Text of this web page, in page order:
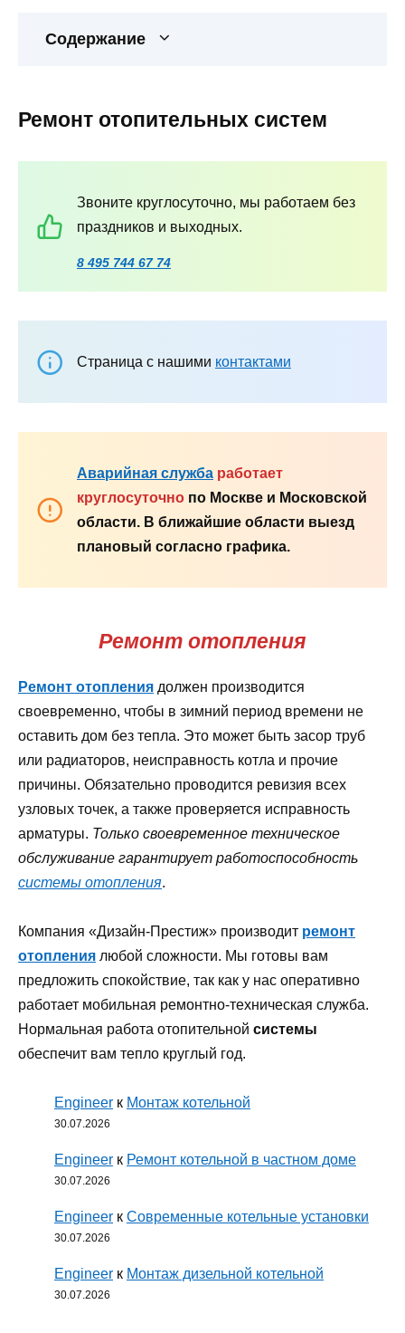
Содержание
Ремонт отопительных систем
Звоните круглосуточно, мы работаем без
праздников и выходных.
8 495 744 67 74
Страница с нашими контактами
Аварийная служба работает
круглосуточно по Москве и Московской
области. В ближайшие области выезд
плановый согласно графика.
Ремонт отопления
Ремонт отопления должен производится
своевременно, чтобы в зимний период времени не
оставить дом без тепла. Это может быть засор труб
или радиаторов, неисправность котла и прочие
причины. Обязательно проводится ревизия всех
узловых точек, а также проверяется исправность
арматуры. Только своевременное техническое
обслуживание гарантирует работоспособность
системы отопления.
Компания «Дизайн-Престиж» производит ремонт
отопления любой сложности. Мы готовы вам
предложить спокойствие, так как у нас оперативно
работает мобильная ремонтно-техническая служба.
Нормальная работа отопительной системы
обеспечит вам тепло круглый год.
Engineer к Монтаж котельной
30.07.2026
Engineer к Ремонт котельной в частном доме
30.07.2026
Engineer к Современные котельные установки
30.07.2026
Engineer к Монтаж дизельной котельной
30.07.2026